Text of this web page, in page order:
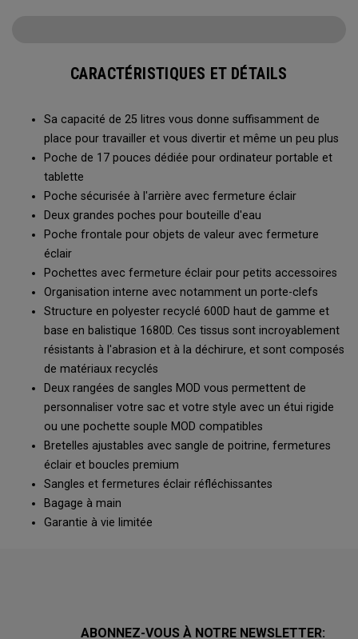
CARACTÉRISTIQUES ET DÉTAILS
Sa capacité de 25 litres vous donne suffisamment de
place pour travailler et vous divertir et même un peu plus
Poche de 17 pouces dédiée pour ordinateur portable et
tablette
Poche sécurisée à l'arrière avec fermeture éclair
Deux grandes poches pour bouteille d'eau
Poche frontale pour objets de valeur avec fermeture
éclair
Pochettes avec fermeture éclair pour petits accessoires
Organisation interne avec notamment un porte-clefs
Structure en polyester recyclé 600D haut de gamme et
base en balistique 1680D. Ces tissus sont incroyablement
résistants à l'abrasion et à la déchirure, et sont composés
de matériaux recyclés
Deux rangées de sangles MOD vous permettent de
personnaliser votre sac et votre style avec un étui rigide
ou une pochette souple MOD compatibles
Bretelles ajustables avec sangle de poitrine, fermetures
éclair et boucles premium
Sangles et fermetures éclair réfléchissantes
Bagage à main
Garantie à vie limitée
ABONNEZ-VOUS À NOTRE NEWSLETTER: